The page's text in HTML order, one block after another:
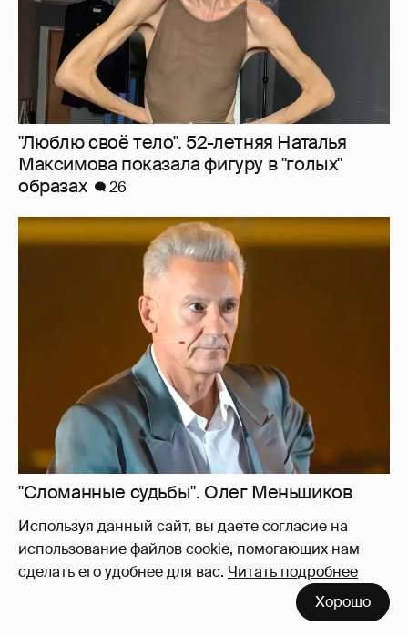
Используя данный сайт, вы даете согласие на
использование файлов cookie, помогающих нам
сделать его удобнее для вас. Читать подробнее
Хорошо
"Сломанные судьбы". Олег Меньшиков
призвал закрыть неэффективные
театральные вузы в России
Внучки Светланы и Фёдора Бондарчук